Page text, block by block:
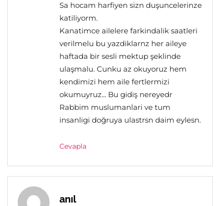
Sa hocam harfiyen sizn duşuncelerinze
katiliyorm.
Kanatimce ailelere farkindalik saatleri
verilmelu bu yazdiklarnz her aileye
haftada bir sesli mektup şeklinde
ulaşmalu. Cunku az okuyoruz hem
kendimizi hem aile fertlermizi
okumuyruz... Bu gidiş nereyedr
Rabbim muslumanlari ve tum
insanligi doğruya ulastrsn daim eylesn.
Cevapla
anıl